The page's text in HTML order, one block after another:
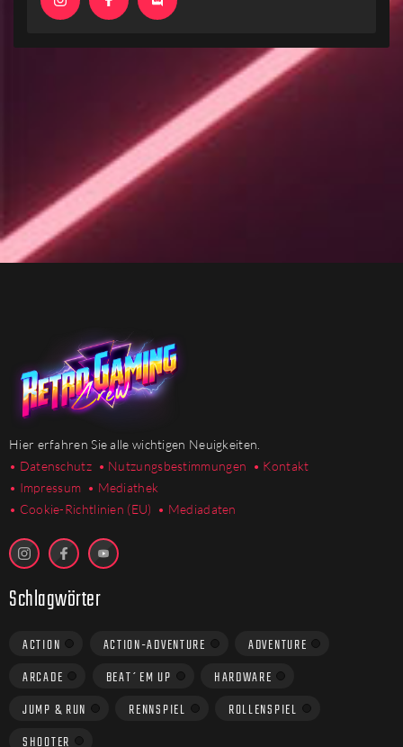
Hier erfahren Sie alle wichtigen Neuigkeiten.
• Datenschutz • Nutzungsbestimmungen • Kontakt
• Impressum • Mediathek
• Cookie-Richtlinien (EU) • Mediadaten
Schlagwörter
ACTION ACTION-ADVENTURE
ADVENTURE
ARCADE
BEAT´EM UP
HARDWARE
JUMP & RUN
RENNSPIEL
ROLLENSPIEL
SHOOTER